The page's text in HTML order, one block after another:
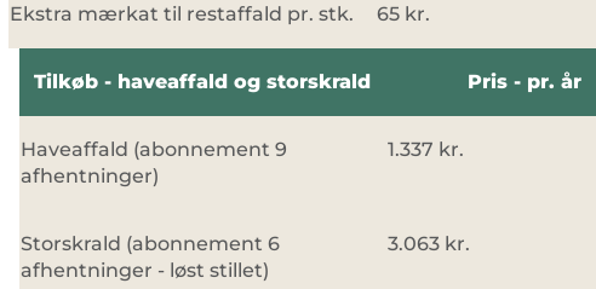
Ekstra mærkat til restaffald pr. stk. 65 kr.
Tilkøb - haveaffald og storskrald Pris - pr. år
Haveaffald (abonnement 9
afhentninger)
1.337 kr.
Storskrald (abonnement 6
afhentninger - løst stillet)
3.063 kr.